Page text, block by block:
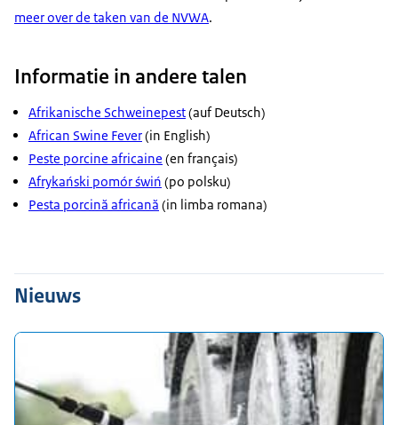
meer over de taken van de NVWA.
Informatie in andere talen
Afrikanische Schweinepest(auf Deutsch)
African Swine Fever(in English)
Peste porcine africaine (en français)
Afrykański pomór świń (po polsku)
Pesta porcină africană (in limba romana)
Nieuws